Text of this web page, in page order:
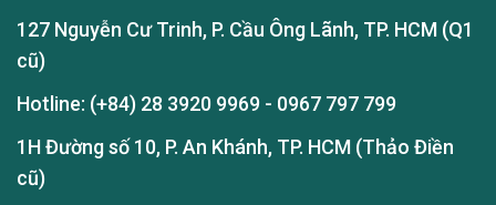
127 Nguyễn Cư Trinh, P. Cầu Ông Lãnh, TP. HCM (Q1
cũ)
Hotline: (+84) 28 3920 9969 - 0967 797 799
1H Đường số 10, P. An Khánh, TP. HCM (Thảo Điền
cũ)